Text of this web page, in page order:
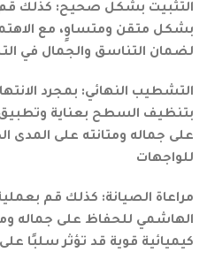
التثبيت بشكل صحيح: كذلك قم
بشكل متقن ومتساوٍ، مع
لضمان التناسق والجمال في
التشطيب النهائي: بمجرد
بتنظيف السطح بعناية
على جماله ومتانته على المدى
للواجهات
مراعاة الصيانة: كذلك قم
الهاشمي للحفاظ على جماله
كيميائية قوية قد تؤثر سلبًا